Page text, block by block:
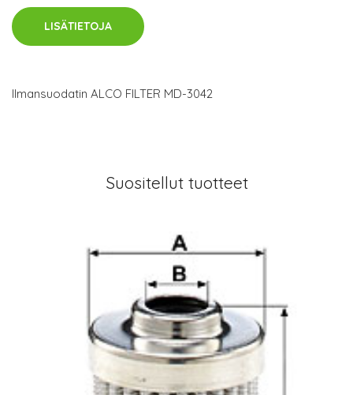
LISÄTIETOJA
Ilmansuodatin ALCO FILTER MD-3042
Suositellut tuotteet